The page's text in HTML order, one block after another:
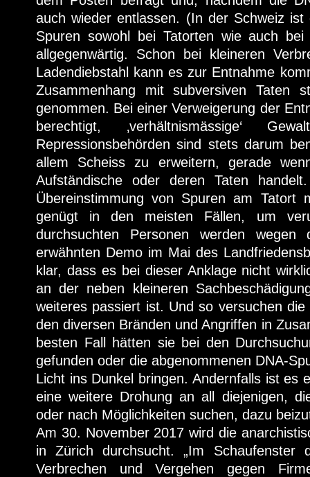
auch wieder entlassen. (In der Schweiz
Spuren sowohl bei Tatorten wie auch bei
allgegenwärtig. Schon bei kleineren
Ladendiebstahl kann es zur Entnahme
Zusammenhang mit subversiven Taten
genommen. Bei einer Verweigerung der
berechtigt, ‚verhältnismässige‘
Repressionsbehörden sind stets darum
allem Scheiss zu erweitern, gerade
Aufständische oder deren Taten
Übereinstimmung von Spuren am Tatort
genügt in den meisten Fällen, um
durchsuchten Personen werden
erwähnten Demo im Mai des
klar, dass es bei dieser Anklage nicht
an der neben kleineren
weiteres passiert ist. Und so versuchen
den diversen Bränden und Angriffen in
besten Fall hätten sie bei den
gefunden oder die abgenommenen DNA-
Licht ins Dunkel bringen. Andernfalls ist es
eine weitere Drohung an all diejenigen,
oder nach Möglichkeiten suchen, dazu
Am 30. November 2017 wird die
in Zürich durchsucht. „Im Schaufenster
Verbrechen und Vergehen gegen